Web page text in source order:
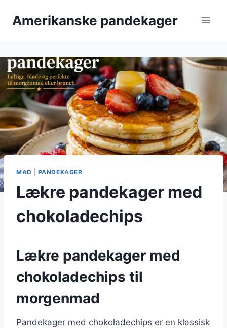
Amerikanske pandekager
MAD PANDEKAGER
Lækre pandekager med
chokoladechips
Lækre pandekager med
chokoladechips til
morgenmad
Pandekager med chokoladechips er en klassisk